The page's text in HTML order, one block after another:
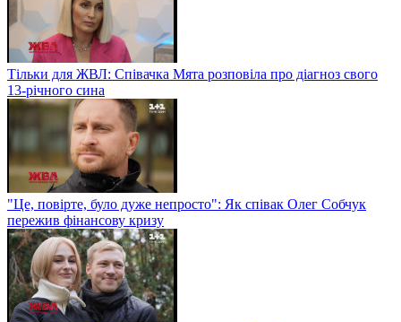
Тільки для ЖВЛ: Співачка Мята розповіла про діагноз свого
13-річного сина
"Це, повірте, було дуже непросто": Як співак Олег Собчук
пережив фінансову кризу